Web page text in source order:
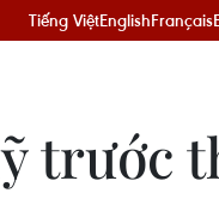
Tiếng ViệtEnglishFrançais
trước